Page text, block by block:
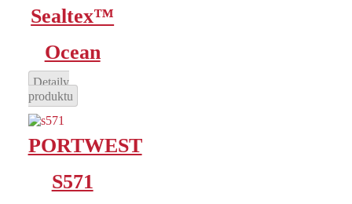
Sealtex™
Ocean
Detaily
produktu
PORTWEST
S571